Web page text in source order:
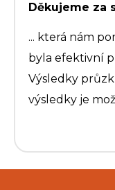
Děkujeme za
... která nám
byla efektivní
Výsledky
výsledky je